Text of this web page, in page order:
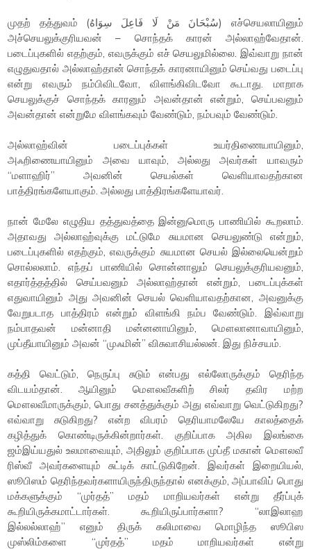
முதற் தத்துவம் (سُبْحَانَ مَنْ لَا فَاعِلَ سِوَاهُ) எச்செயலாயினும்
அச்செயலுக்குரியவன் – சொந்தக் காரன் அல்லாஹ்வேதான்.
படைப்புகளில் எதற்கும், எவருக்கும் எச் செயலுமில்லை. இவ்வாறு நான்
எழுதுவதால் அல்லாஹ்தான் சொந்தக் காரனாயினும் செய்வது படைப்பு
என்று எவரும் நம்பிவிடவோ, விளங்கிவிடவோ கூடாது. மாறாக
செயலுக்குச் சொந்தக் காரனும் அவன்தான் என்றும், செய்பவனும்
அவன்தான் என்றுமே விளங்கவும் வேண்டும், நம்பவும் வேண்டும்.
அல்லாஹ்வின் படைப்புக்கள் உயர்திணையாயினும்,
அஃறிணையாயினும் அவை யாவும், அல்லது அவர்கள் யாவரும்
“மளாஹிர்” அவனின் செயல்கள் வெளியாவதற்கான
பாத்திரங்களேயாகும். அல்லது பாத்திரங்களேயாவர்.
நான் மேலே எழுதிய தத்துவத்தை இன்னுமொரு பாணியில் கூறலாம்.
அதாவது அல்லாஹ்வுக்கு மட்டுமே சுயமான செயலுண்டு என்றும்,
படைப்புகளில் எதற்கும், எவருக்கும் சுயமான செயல் இல்லையென்றும்
சொல்லலாம். எந்தப் பாணியில் சொன்னாலும் செயலுக்குரியவனும்,
எதார்த்தத்தில் செய்பவனும் அல்லாஹ்தான் என்றும், படைப்புக்கள்
எதுவாயினும் அது அவனின் செயல் வெளியாவதற்கான, அவனுக்கு
வேறுபடாத பாத்திரம் என்றும் விளங்கி நம்ப வேண்டும். இவ்வாறு
நம்பாதவன் மன்னாதி மன்னனாயினும், மௌலானாவாயினும்,
முப்தீயாயினும் அவன் “முஃமின்” விசுவாசியல்லன். இது நிச்சயம்.
கத்தி வெட்டும், நெருப்பு சுடும் என்பது எல்லோருக்கும் தெரிந்த
விடயம்தான். ஆயினும் மௌலவீகளிற் சிலர் தவிர மற்ற
மௌலவீமாருக்கும், பொது சனத்துக்கும் அது எவ்வாறு வெட்டுகிறது?
எவ்வாறு சுடுகிறது? என்ற விபரம் தெரியாமலேயே காலத்தைக்
கழித்துக் கொண்டிருக்கின்றார்கள். குறிப்பாக அகில இலங்கை
ஜம்இய்யதுல் உலமாவையும், அதிலும் குறிப்பாக முப்தீ மகான் மௌலவீ
ரிஸ்வீ அவர்களையும் சுட்டிக் காட்டுகிறேன். இவர்கள் இறையியல்,
ஸூபிஸம் தெரிந்தவர்களாயிருந்திருந்தால் எனக்கும், அப்பாவிப் பொது
மக்களுக்கும் “முர்தத்” மதம் மாறியவர்கள் என்று தீர்ப்புக்
கூறியிருக்கமாட்டார்கள். கூறியிருப்பார்களா? “லாஇலாஹ
இல்லல்லாஹ்” எனும் திருக் கலிமாவை மொழிந்த ஸூபிஸ
முஸ்லிம்களை “முர்தத்” மதம் மாறியவர்கள் என்று